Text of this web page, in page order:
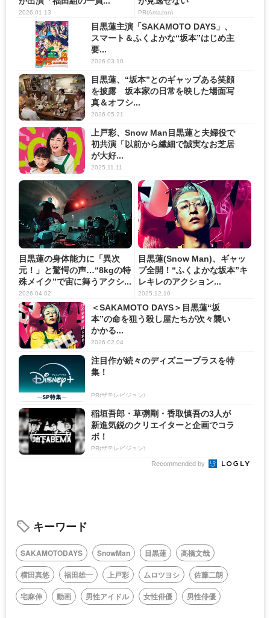
2026.01.13 PR(Amazon)
目黒蓮主演「SAKAMOTO DAYS」、
スマート＆ふくよかな“坂本”はじめ主
要...
2026.03.10
目黒蓮、“坂本”とのギャップある笑顔
を披露 坂本家の日常を映した場面写
真＆オフシ...
2026.05.21
上戸彩、Snow Man目黒蓮と夫婦役で
初共演「以前から繊細で誠実なお芝居
が大好...
2025.11.11
目黒蓮の身体能力に「異次
元！」と驚愕の声…“8kgの特
殊メイク”で宙に舞うアクシ...
2026.04.02
目黒蓮(Snow Man)、ギャッ
プ全開！“ふくよかな坂本”キ
レキレのアクション...
2025.12.10
＜SAKAMOTO DAYS＞目黒蓮“坂
本”の命を狙う殺し屋たちが次々襲い
かかる...
2026.02.04
注目作が続々のディズニープラスを特
集！
PR(ザテレビジョン)
稲垣吾郎・草彅剛・香取慎吾の3人が
新進気鋭のクリエイターと企画でコラ
ボ！
PR(ザテレビジョン)
Recommended by
キーワード
SAKAMOTODAYS SnowMan 目黒蓮
高橋文哉
横田真悠
福田雄一 上戸彩 ムロツヨシ
佐藤二朗
宅麻伸
動画 男性アイドル 女性俳優 男性俳優